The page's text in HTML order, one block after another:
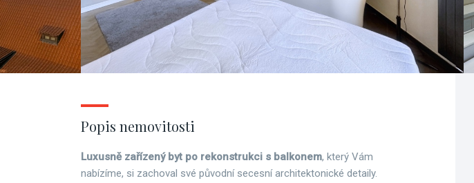
Popis nemovitosti
Luxusně zařízený byt po rekonstrukci s balkonem, který Vám
nabízíme, si zachoval své původní secesní architektonické detaily.